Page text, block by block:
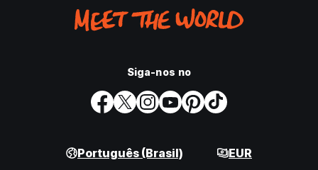
Siga-nos no
Português (Brasil) EUR